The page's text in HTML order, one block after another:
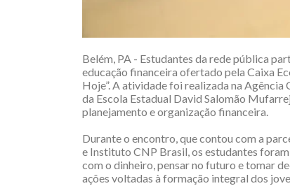
Belém, PA - Estudantes da rede pública
educação financeira ofertado pela Caixa
Hoje”. A atividade foi realizada na Agência
da Escola Estadual David Salomão
planejamento e organização financeira.
Durante o encontro, que contou com a
e Instituto CNP Brasil, os estudantes
com o dinheiro, pensar no futuro e tomar
ações voltadas à formação integral dos